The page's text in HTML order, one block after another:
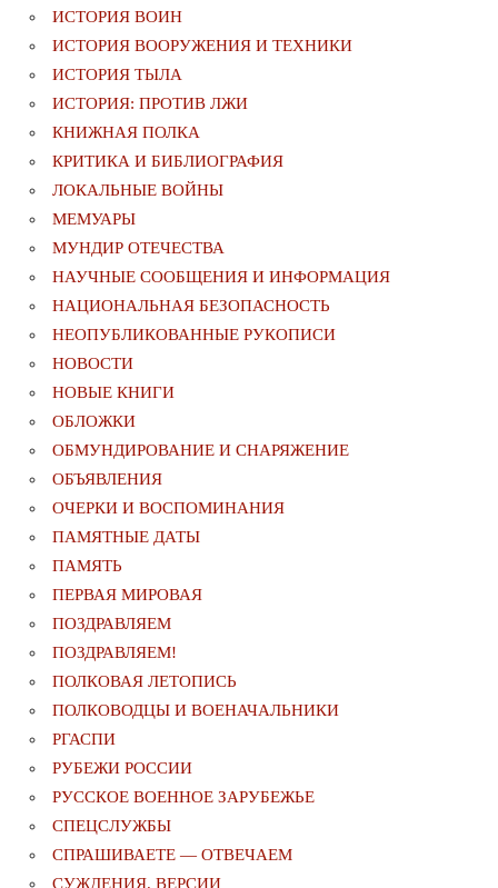
ИСТОРИЯ ВОИН
ИСТОРИЯ ВООРУЖЕНИЯ И ТЕХНИКИ
ИСТОРИЯ ТЫЛА
ИСТОРИЯ: ПРОТИВ ЛЖИ
КНИЖНАЯ ПОЛКА
КРИТИКА И БИБЛИОГРАФИЯ
ЛОКАЛЬНЫЕ ВОЙНЫ
МЕМУАРЫ
МУНДИР ОТЕЧЕСТВА
НАУЧНЫЕ СООБЩЕНИЯ И ИНФОРМАЦИЯ
НАЦИОНАЛЬНАЯ БЕЗОПАСНОСТЬ
НЕОПУБЛИКОВАННЫЕ РУКОПИСИ
НОВОСТИ
НОВЫЕ КНИГИ
ОБЛОЖКИ
ОБМУНДИРОВАНИЕ И СНАРЯЖЕНИЕ
ОБЪЯВЛЕНИЯ
ОЧЕРКИ И ВОСПОМИНАНИЯ
ПАМЯТНЫЕ ДАТЫ
ПАМЯТЬ
ПЕРВАЯ МИРОВАЯ
ПОЗДРАВЛЯЕМ
ПОЗДРАВЛЯЕМ!
ПОЛКОВАЯ ЛЕТОПИСЬ
ПОЛКОВОДЦЫ И ВОЕНАЧАЛЬНИКИ
РГАСПИ
РУБЕЖИ РОССИИ
РУССКОЕ ВОЕННОЕ ЗАРУБЕЖЬЕ
СПЕЦСЛУЖБЫ
СПРАШИВАЕТЕ — ОТВЕЧАЕМ
СУЖДЕНИЯ. ВЕРСИИ